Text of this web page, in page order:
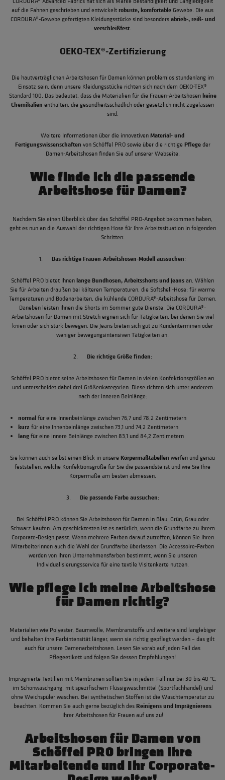
auf die Fahnen geschrieben und entwickeltrobuste, komfortable Gewebe. Die aus
CORDURA®-Gewebe gefertigten Kleidungsstücke sind besondersabrieb-, reiß- und
verschleißfest.
OEKO-TEX®-Zertifizierung
Die hautverträglichen Arbeitshosen für Damen können problemlos stundenlang im
Einsatz sein, denn unsere Kleidungsstücke richten sich nach dem OEKO-TEX®
Standard 100. Das bedeutet, dass die Materialien für die Frauen-Arbeitshosenkeine
Chemikalien enthalten, die gesundheitsschädlich oder gesetzlich nicht zugelassen
sind.
Weitere Informationen über die innovativenMaterial- und
Fertigungswissenschaften von Schöffel PRO sowie über die richtige Pflegeder
Damen-Arbeitshosen finden Sie auf unserer Webseite.
Wie finde ich die passende
Arbeitshose für Damen?
Nachdem Sie einen Überblick über das Schöffel PRO-Angebot bekommen haben,
geht es nun an die Auswahl der richtigen Hose für Ihre Arbeitssituation in folgenden
Schritten:
1. Das richtige Frauen-Arbeitshosen-Modell aussuchen:
Schöffel PRO bietet Ihnenlange Bundhosen, Arbeitsshorts und Jeansan. Wählen
Sie für Arbeiten draußen bei kälteren Temperaturen, die Softshell-Hose; für warme
Temperaturen und Bodenarbeiten, die kühlende CORDURA®-Arbeitshose für Damen.
Daneben leisten Ihnen die Shorts im Sommer gute Dienste. Die CORDURA®-
Arbeitshosen für Damen mit Stretch eignen sich für Tätigkeiten, bei denen Sie viel
knien oder sich stark bewegen. Die Jeans bieten sich gut zu Kundenterminen oder
weniger bewegungsintensiven Tätigkeiten an.
2. Die richtige Größe finden:
Schöffel PRO bietet seine Arbeitshosen für Damen in vielen Konfektionsgrößen an
und unterscheidet dabei drei Größenkategorien. Diese richten sich unter anderem
nach der inneren Beinlänge:
normalfür eine Innenbeinlänge zwischen 76,7 und 78,2 Zentimetern
kurz für eine Innenbeinlänge zwischen 73,1 und 74,2 Zentimetern
langfür eine innere Beinlänge zwischen 83,1 und 84,2 Zentimetern
Sie können auch selbst einen Blick in unsere Körpermaßtabellen werfen und genau
feststellen, welche Konfektionsgröße für Sie die passendste ist und wie Sie Ihre
Körpermaße am besten abmessen.
3. Die passende Farbe aussuchen:
Bei Schöffel PRO können Sie Arbeitshosen für Damen in Blau, Grün, Grau oder
Schwarz kaufen. Am geschicktesten ist es natürlich, wenn die Grundfarbe zu Ihrem
Corporate-Design passt. Wenn mehrere Farben darauf zutreffen, können Sie Ihren
Mitarbeiterinnen auch die Wahl der Grundfarbe überlassen. Die Accessoire-Farben
werden von Ihren Unternehmensfarben bestimmt, wenn Sie unseren
Individualisierungsservice für eine textile Visitenkarte nutzen.
Wie pflege ich meine Arbeitshose
für Damen richtig?
Materialien wie Polyester, Baumwolle, Membranstoffe und weitere sind langlebiger
und behalten ihre Farbintensität länger, wenn sie richtig gepflegt werden – das gilt
auch für unsere Damenarbeitshosen. Lesen Sie vorab auf jeden Fall das
Pflegeetikett und folgen Sie dessen Empfehlungen!
Imprägnierte Textilien mit Membranen sollten Sie in jedem Fall nur bei 30 bis 40 °C,
im Schonwaschgang, mit spezifischem Flüssigwaschmittel (Sportfachhandel) und
ohne Weichspüler waschen. Bei synthetischen Stoffen ist die Waschtemperatur zu
beachten. Kommen Sie auch gerne bezüglich desReinigens und Imprägnierens
Ihrer Arbeitshosen für Frauen auf uns zu!
Arbeitshosen für Damen von
Schöffel PRO bringen Ihre
Mitarbeitende und Ihr Corporate-